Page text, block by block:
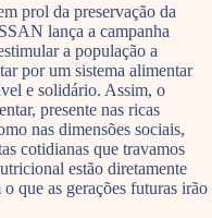
prol da preservação da
lança a campanha
a população a
por um sistema alimentar
e solidário. Assim, o
presente nas ricas
nas dimensões sociais,
cotidianas que travamos
estão diretamente
que as gerações futuras irão